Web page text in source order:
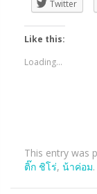
Twitter
Like this:
Loading...
This entry was
ติ๊ก ชิโร่, น้าค่อม